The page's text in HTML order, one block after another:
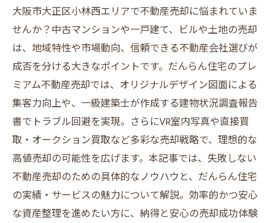
大阪市大正区小林西エリアで不動産売却に悩まれていま
せんか？中古マンションや一戸建て、ビルや土地の売却
は、地域特性や市場動向、信頼できる不動産会社選びが
成否を分ける大きなポイントです。だんらん住宅のプレ
ミアム不動産売却では、オリジナルデザイン図面による
集客力向上や、一級建築士が作成する建物状況調査報告
書でトラブル回避を実現。さらにVR室内写真や直接買
取・オークション買取など多彩な売却戦略で、理想的な
高値売却の可能性を広げます。本記事では、失敗しない
不動産売却のための具体的なノウハウと、だんらん住宅
の実績・サービスの魅力について解説。効率的かつ安心
な資産整理を進めたい方に、納得と安心の売却成功体験